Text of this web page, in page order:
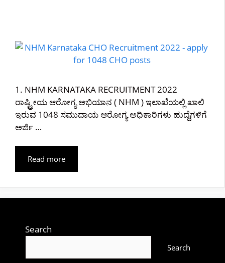
1. NHM KARNATAKA RECRUITMENT 2022
ರಾಷ್ಟ್ರೀಯ ಆರೋಗ್ಯ ಅಭಿಯಾನ ( NHM ) ಇಲಾಖೆಯಲ್ಲಿ ಖಾಲಿ
ಇರುವ 1048 ಸಮುದಾಯ ಆರೋಗ್ಯ ಅಧಿಕಾರಿಗಳು ಹುದ್ದೆಗಳಿಗೆ
ಅರ್ಜಿ …
Read more
Search
Search